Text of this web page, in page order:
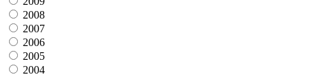
2008
2007
2006
2005
2004